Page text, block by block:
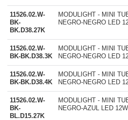
11526.02.W-
BK-
BK.D38.27K
MODULIGHT - MINI
NEGRO-NEGRO LED
11526.02.W-
BK-BK.D38.3K
MODULIGHT - MINI
NEGRO-NEGRO LED
11526.02.W-
BK-BK.D38.4K
MODULIGHT - MINI
NEGRO-NEGRO LED
11526.02.W-
BK-
BL.D15.27K
MODULIGHT - MINI
NEGRO-AZUL LED